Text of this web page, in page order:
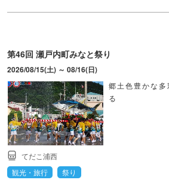
第46回 瀬戸内町みなと祭り
2026/08/15(土) ～ 08/16(日)
郷土色豊かな
る
てだこ浦西
観光・旅行
祭り